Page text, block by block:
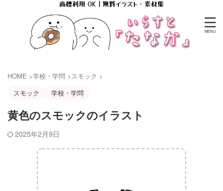
商標利用 OK｜無料イラスト・素材集
HOME >学校・学問 >スモック >
スモック
学校・学問
黄色のスモックのイラスト
2025年2月9日